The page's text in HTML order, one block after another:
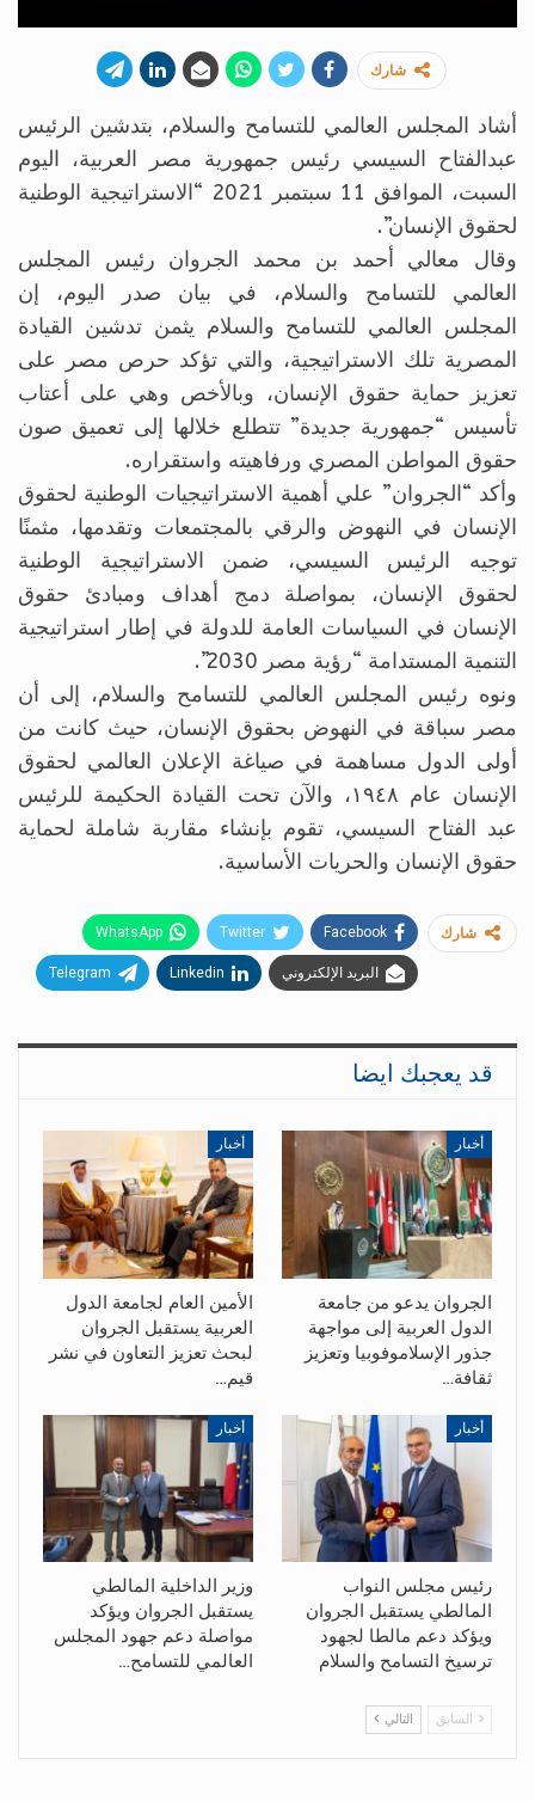
شارك
أشاد المجلس العالمي للتسامح والسلام، بتدشين الرئيس
عبدالفتاح السيسي رئيس جمهورية مصر العربية، اليوم
السبت، الموافق 11 سبتمبر 2021 “الاستراتيجية الوطنية
لحقوق الإنسان”.
وقال معالي أحمد بن محمد الجروان رئيس المجلس
العالمي للتسامح والسلام، في بيان صدر اليوم، إن
المجلس العالمي للتسامح والسلام يثمن تدشين القيادة
المصرية تلك الاستراتيجية، والتي تؤكد حرص مصر على
تعزيز حماية حقوق الإنسان، وبالأخص وهي على أعتاب
تأسيس “جمهورية جديدة” تتطلع خلالها إلى تعميق صون
حقوق المواطن المصري ورفاهيته واستقراره.
وأكد “الجروان” علي أهمية الاستراتيجيات الوطنية لحقوق
الإنسان في النهوض والرقي بالمجتمعات وتقدمها، مثمنًا
توجيه الرئيس السيسي، ضمن الاستراتيجية الوطنية
لحقوق الإنسان، بمواصلة دمج أهداف ومبادئ حقوق
الإنسان في السياسات العامة للدولة في إطار استراتيجية
التنمية المستدامة “رؤية مصر 2030”.
ونوه رئيس المجلس العالمي للتسامح والسلام، إلى أن
مصر سباقة في النهوض بحقوق الإنسان، حيث كانت من
أولى الدول مساهمة في صياغة الإعلان العالمي لحقوق
الإنسان عام ١٩٤٨، والآن تحت القيادة الحكيمة للرئيس
عبد الفتاح السيسي، تقوم بإنشاء مقاربة شاملة لحماية
حقوق الإنسان والحريات الأساسية.
شارك Facebook
Twitter
WhatsApp
البريد الإلكتروني Linkedin
Telegram
قد يعجبك ايضا
أخبار
الجروان يدعو من جامعة
الدول العربية إلى مواجهة
جذور الإسلاموفوبيا وتعزيز
ثقافة…
أخبار
الأمين العام لجامعة الدول
العربية يستقبل الجروان
لبحث تعزيز التعاون في نشر
قيم…
أخبار
رئيس مجلس النواب
المالطي يستقبل الجروان
ويؤكد دعم مالطا لجهود
ترسيخ التسامح والسلام
أخبار
وزير الداخلية المالطي
يستقبل الجروان ويؤكد
مواصلة دعم جهود المجلس
العالمي للتسامح…
السابق التالي